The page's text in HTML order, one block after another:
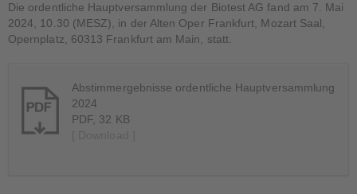
Die ordentliche Hauptversammlung der Biotest AG fand am 7. Mai
2024, 10.30 (MESZ), in der Alten Oper Frankfurt, Mozart Saal,
Opernplatz, 60313 Frankfurt am Main, statt.
Abstimmergebnisse ordentliche Hauptversammlung
2024
PDF, 32 KB